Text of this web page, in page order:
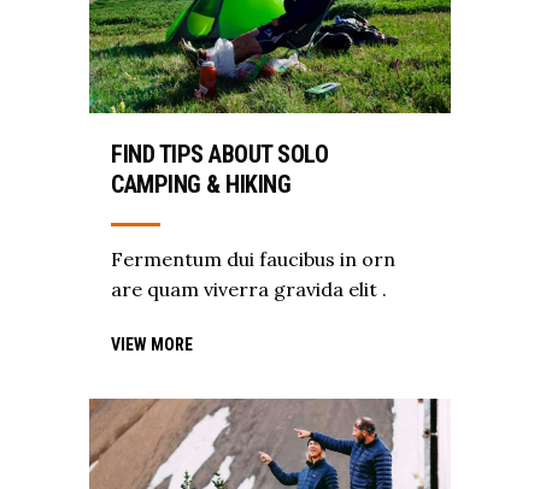
FIND TIPS ABOUT SOLO
CAMPING & HIKING
Fermentum dui faucibus in orn
are quam viverra gravida elit .
VIEW MORE